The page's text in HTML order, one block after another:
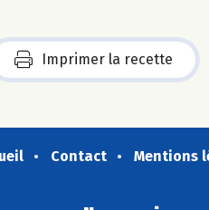
Imprimer la recette
Contact Mentions